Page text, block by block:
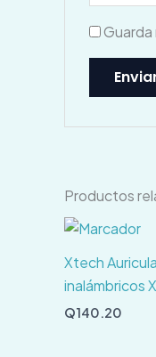
Productos
Xtech
inalámbricos
Q140.20